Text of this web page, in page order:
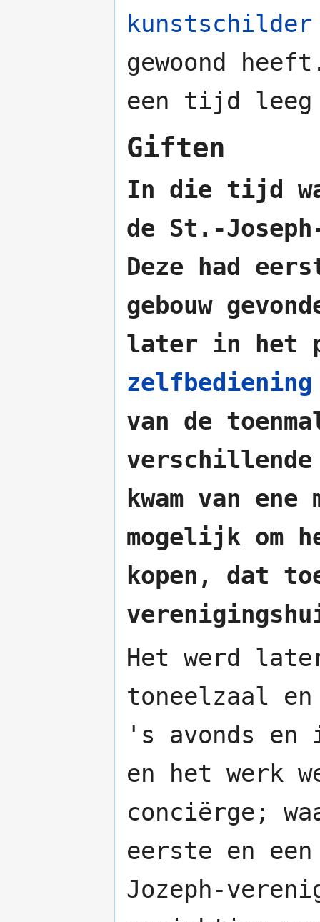
kunstschilder
gewoond
een tijd leeg
Giften
In die tijd
de St.-
Deze had
gebouw
later in het
zelfbediening
van de
kwam van ene
mogelijk om
kopen, dat
Het werd
toneelzaal en
's avonds en
en het werk
conciërge;
eerste en
Jozeph-